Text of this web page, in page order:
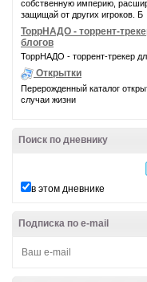
собственную империю,
защищай от других игроков. Б
ТоррНАДО - торрент-
блогов
ТоррНАДО - торрент-трекер
Открытки
Перерожденный каталог
случаи жизни
Поиск по дневнику
в этом дневнике
Подписка по e-mail